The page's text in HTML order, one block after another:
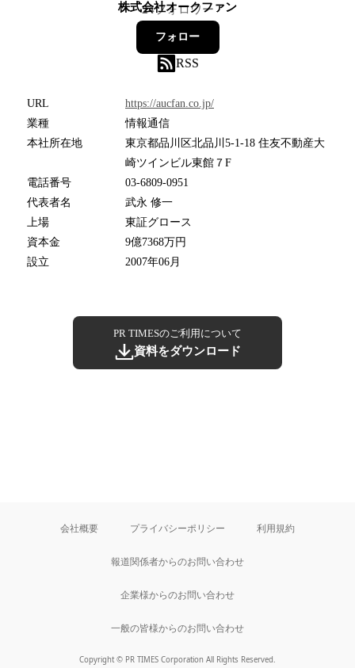
株式会社オークファン
24フォロワー
フォロー
RSS
URL
https://aucfan.co.jp/
業種
情報通信
本社所在地
東京都品川区北品川5-1-18 住友不動産大
崎ツインビル東館７F
電話番号
03-6809-0951
代表者名
武永 修一
上場
東証グロース
資本金
9億7368万円
設立
2007年06月
PR TIMESのご利用について
資料をダウンロード
会社概要 プライバシーポリシー 利用規約
報道関係者からのお問い合わせ
企業様からのお問い合わせ
一般の皆様からのお問い合わせ
Copyright © PR TIMES Corporation All Rights Reserved.